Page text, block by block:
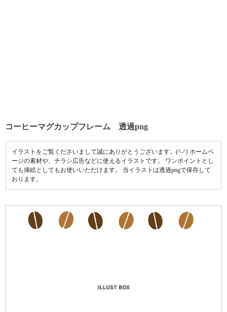
コーヒーマグカップフレーム 透過png
イラストをご覧くださいまして誠にありがとうございます。(^-^) ホームペ
ージの素材や、チラシ広告などに使えるイラストです。 ワンポイントとし
ても挿絵としてもお使いいただけます。 当イラストは透過pngで保存して
おります。